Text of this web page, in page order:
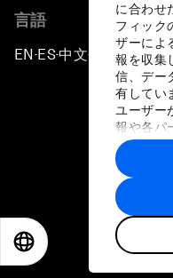
に合わせ
フィック
ザーによ
報を収集
信、デー
有してい
ユーザー
報や各パ
に収集さ
トナーに
す。
言語
EN ▪ ES▪中文▪ 日本語
プライバシ
©